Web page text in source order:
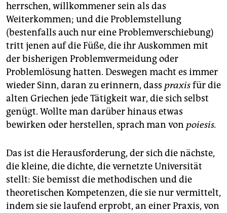
herrschen, willkommener sein als das
Weiterkommen; und die Problemstellung
(bestenfalls auch nur eine Problemverschiebung)
tritt jenen auf die Füße, die ihr Auskommen mit
der bisherigen Problemvermeidung oder
Problemlösung hatten. Deswegen macht es immer
wieder Sinn, daran zu erinnern, dass praxisfür die
alten Griechen jede Tätigkeit war, die sich selbst
genügt. Wollte man darüber hinaus etwas
bewirken oder herstellen, sprach man von poiesis.
Das ist die Herausforderung, der sich die nächste,
die kleine, die dichte, die vernetzte Universität
stellt: Sie bemisst die methodischen und die
theoretischen Kompetenzen, die sie nur vermittelt,
indem sie sie laufend erprobt, an einer Praxis, von